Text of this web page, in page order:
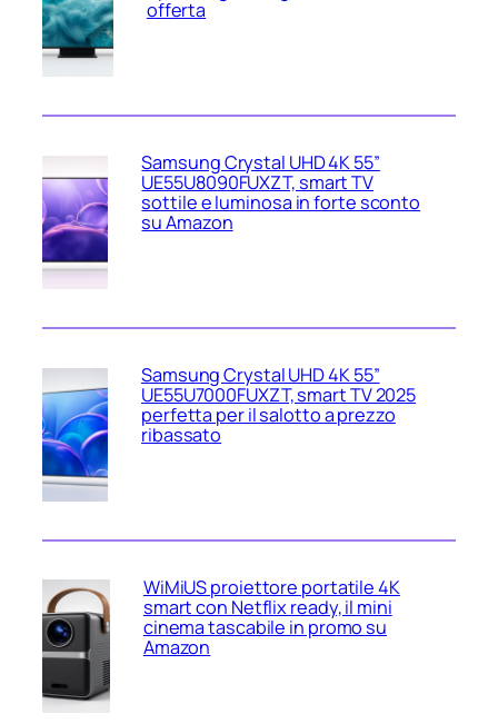
offerta
Samsung Crystal UHD 4K 55”
UE55U8090FUXZT, smart TV
sottile e luminosa in forte sconto
su Amazon
Samsung Crystal UHD 4K 55”
UE55U7000FUXZT, smart TV 2025
perfetta per il salotto a prezzo
ribassato
WiMiUS proiettore portatile 4K
smart con Netflix ready, il mini
cinema tascabile in promo su
Amazon